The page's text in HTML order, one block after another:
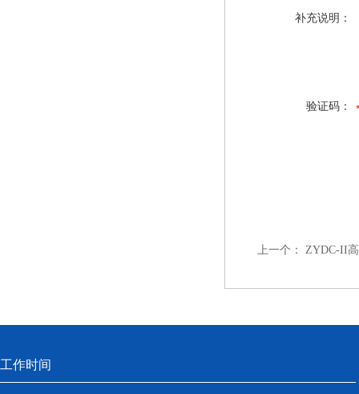
补充说明：
验证码：
上一个： ZYDC-II
工作时间